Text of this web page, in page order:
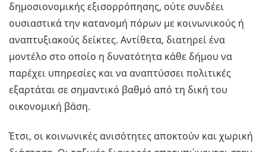
δημοσιονομικής εξισορρόπησης, ούτε συνδέει
ουσιαστικά την κατανομή πόρων με κοινωνικούς ή
αναπτυξιακούς δείκτες. Αντίθετα, διατηρεί ένα
μοντέλο στο οποίο η δυνατότητα κάθε δήμου να
παρέχει υπηρεσίες και να αναπτύσσει πολιτικές
εξαρτάται σε σημαντικό βαθμό από τη δική του
οικονομική βάση.
Έτσι, οι κοινωνικές ανισότητες αποκτούν και χωρική